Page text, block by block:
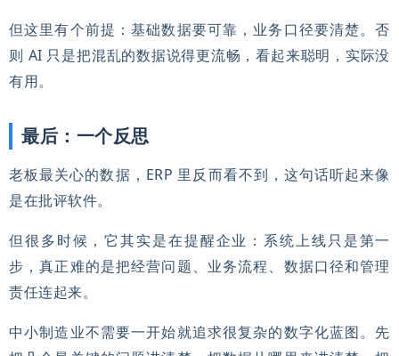
但这里有个前提：基础数据要可靠，业务口径要清楚。否
则 AI 只是把混乱的数据说得更流畅，看起来聪明，实际没
有用。
最后：一个反思
老板最关心的数据，ERP 里反而看不到，这句话听起来像
是在批评软件。
但很多时候，它其实是在提醒企业：系统上线只是第一
步，真正难的是把经营问题、业务流程、数据口径和管理
责任连起来。
中小制造业不需要一开始就追求很复杂的数字化蓝图。先